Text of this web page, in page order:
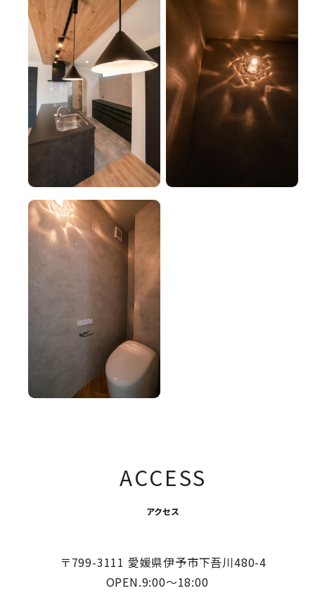
ACCESS
アクセス
〒799-3111 愛媛県伊予市下吾川480-4
OPEN.9:00〜18:00